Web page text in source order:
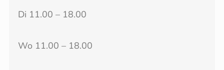
Di 11.00 – 18.00
Wo 11.00 – 18.00